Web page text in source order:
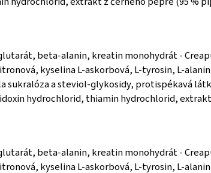
beta-alanin, kreatin monohydrát -
kyselina L-askorbová, L-tyrosin, L-
sukralóza a steviol-glykosidy, protispékavá
hydrochlorid, thiamin hydrochlorid,
beta-alanin, kreatin monohydrát -
kyselina L-askorbová, L-tyrosin, L-